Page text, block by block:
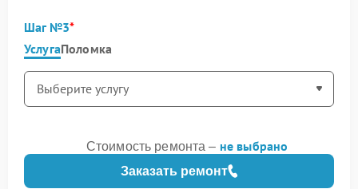
Шаг №3
УслугаПоломка
Заказать ремонт
Стоимость ремонта – не выбрано